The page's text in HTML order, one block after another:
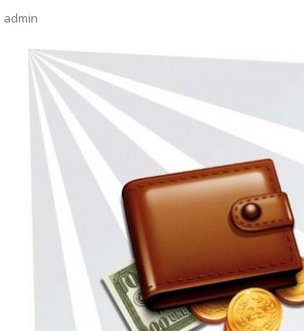
Author
admin